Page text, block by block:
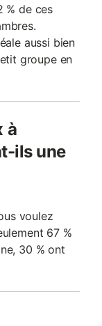
% de ces
aussi bien
groupe en
à
ils une
voulez
67 %
30 % ont